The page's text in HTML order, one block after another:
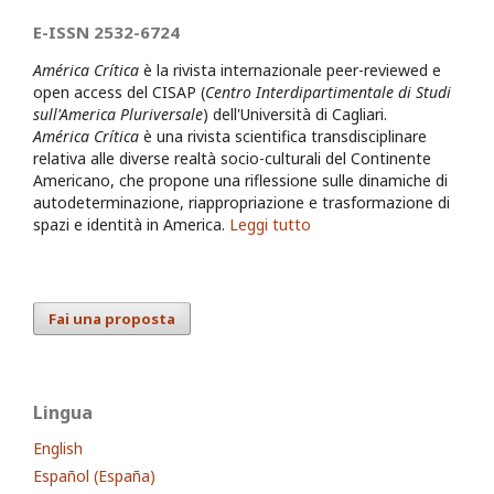
E-ISSN 2532-6724
América Crítica è la rivista internazionale peer-reviewed e
open access del CISAP (Centro Interdipartimentale di Studi
sull'America Pluriversale) dell'Università di Cagliari.
América Crítica è una rivista scientifica transdisciplinare
relativa alle diverse realtà socio-culturali del Continente
Americano, che propone una riflessione sulle dinamiche di
autodeterminazione, riappropriazione e trasformazione di
spazi e identità in America. Leggi tutto
Fai una proposta
Lingua
English
Español (España)